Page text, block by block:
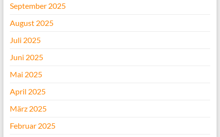
September 2025
August 2025
Juli 2025
Juni 2025
Mai 2025
April 2025
März 2025
Februar 2025